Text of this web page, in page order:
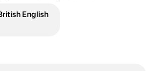
English